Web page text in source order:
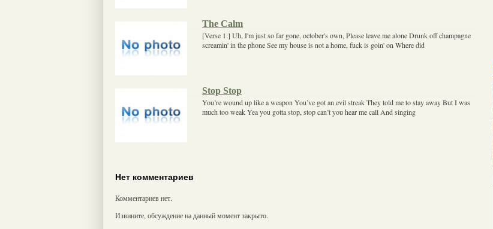
The Calm
[Verse 1:] Uh, I'm just so far gone, october's own, Please leave me alone Drunk off champagne
screamin' in the phone See my house is not a home, fuck is goin' on Where did
Stop Stop
You’re wound up like a weapon You’ve got an evil streak They told me to stay away But I was
much too weak Yea you gotta stop, stop can’t you hear me call And singing
Нет комментариев
Комментариев нет.
Извините, обсуждение на данный момент закрыто.